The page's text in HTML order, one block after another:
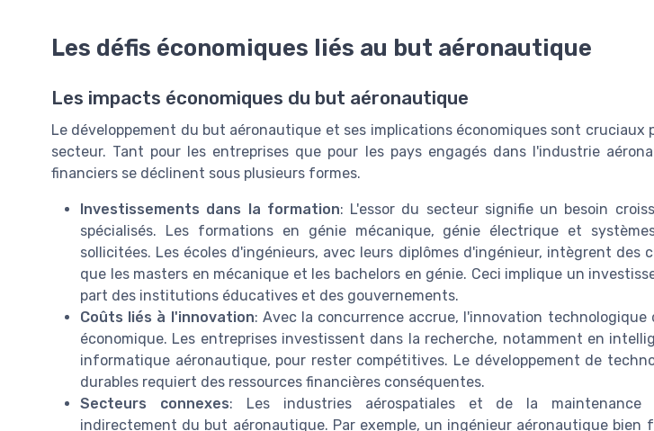
Les défis économiques liés au but aéronautique
Les impacts économiques du but aéronautique
Le développement du but aéronautique et ses implications économiques sont cruciaux
secteur. Tant pour les entreprises que pour les pays engagés dans l'industrie
financiers se déclinent sous plusieurs formes.
Investissements dans la formation: L'essor du secteur signifie un besoin
spécialisés. Les formations en génie mécanique, génie électrique et
sollicitées. Les écoles d'ingénieurs, avec leurs diplômes d'ingénieur, intègrent des
que les masters en mécanique et les bachelors en génie. Ceci implique un
part des institutions éducatives et des gouvernements.
Coûts liés à l'innovation: Avec la concurrence accrue, l'innovation
économique. Les entreprises investissent dans la recherche, notamment en
informatique aéronautique, pour rester compétitives. Le développement de
durables requiert des ressources financières conséquentes.
Secteurs connexes: Les industries aérospatiales et de la maintenance
indirectement du but aéronautique. Par exemple, un ingénieur aéronautique bien